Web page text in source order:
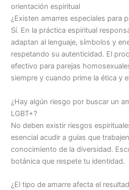
orientación espiritual
¿Existen amarres especiales para
Sí. En la práctica espiritual
adaptan al lenguaje, símbolos y
respetando su autenticidad. El
efectivo para parejas
siempre y cuando prime la ética y
¿Hay algún riesgo por buscar un
LGBT+?
No deben existir riesgos
esencial acudir a guías que
conocimiento de la diversidad.
botánica que respete tu identidad.
¿El tipo de amarre afecta el